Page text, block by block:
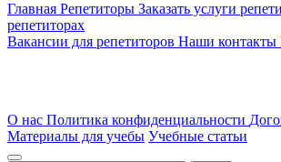
Главная Репетиторы Заказать услуги
репетиторах
Вакансии для репетиторов Наши контакты
О нас Политика конфиденциальности
Материалы для учебы Учебные статьи